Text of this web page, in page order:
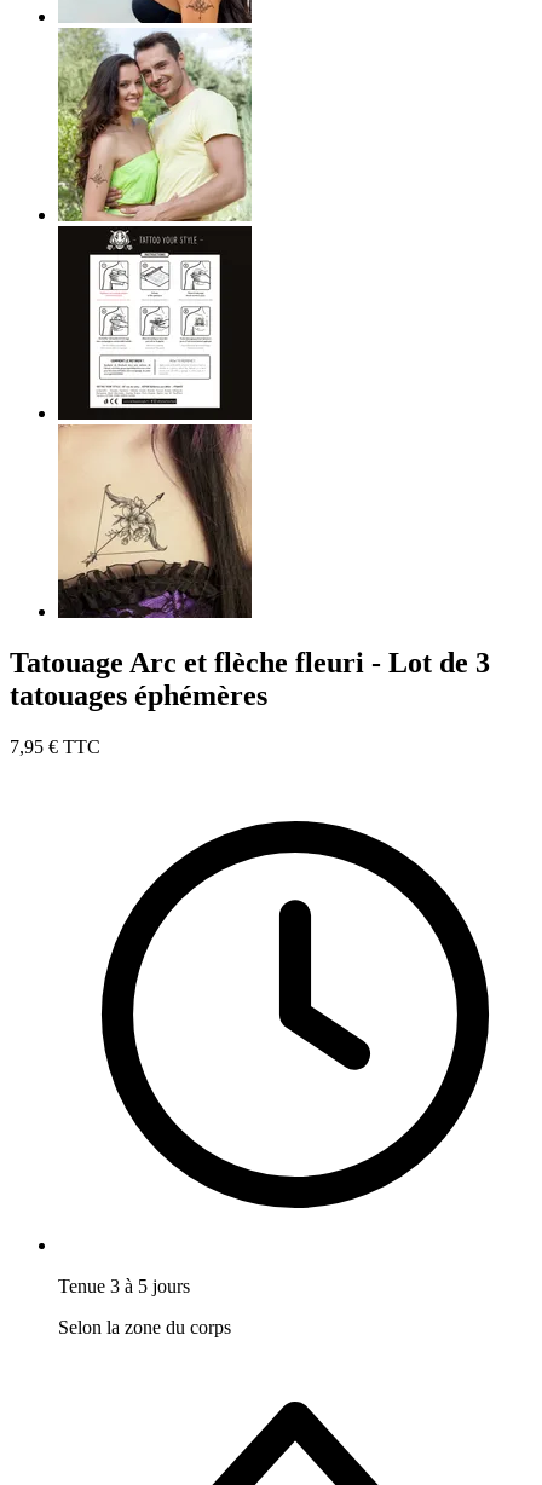
Tatouage Arc et flèche fleuri - Lot de 3
tatouages éphémères
7,95 € TTC
Tenue 3 à 5 jours
Selon la zone du corps